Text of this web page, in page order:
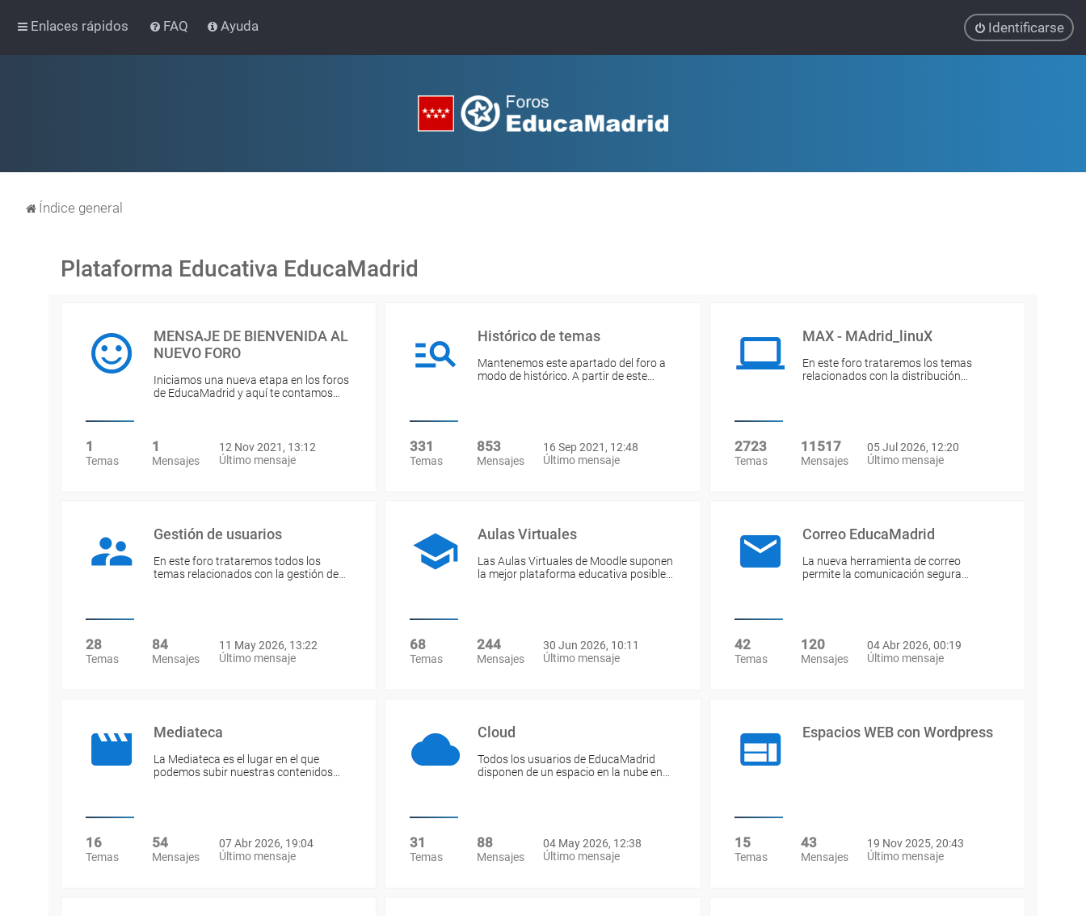
Enlaces rápidos FAQ Ayuda Identificarse
Índice general
Plataforma Educativa EducaMadrid
MENSAJE DE BIENVENIDA AL
NUEVO FORO
Iniciamos una nueva etapa en los foros
de EducaMadrid y aquí te contamos…
1
Temas
1
Mensajes
12 Nov 2021, 13:12
Último mensaje
Histórico de temas
Mantenemos este apartado del foro a
modo de histórico. A partir de este…
331
Temas
853
Mensajes
16 Sep 2021, 12:48
Último mensaje
MAX - MAdrid_linuX
En este foro trataremos los temas
relacionados con la distribución…
2723
Temas
11517
Mensajes
05 Jul 2026, 12:20
Último mensaje
Gestión de usuarios
En este foro trataremos todos los
temas relacionados con la gestión de…
28
Temas
84
Mensajes
11 May 2026, 13:22
Último mensaje
Aulas Virtuales
Las Aulas Virtuales de Moodle suponen
la mejor plataforma educativa posible…
68
Temas
244
Mensajes
30 Jun 2026, 10:11
Último mensaje
Correo EducaMadrid
La nueva herramienta de correo
permite la comunicación segura…
42
Temas
120
Mensajes
04 Abr 2026, 00:19
Último mensaje
Mediateca
La Mediateca es el lugar en el que
podemos subir nuestras contenidos…
16
Temas
54
Mensajes
07 Abr 2026, 19:04
Último mensaje
Cloud
Todos los usuarios de EducaMadrid
disponen de un espacio en la nube en…
31
Temas
88
Mensajes
04 May 2026, 12:38
Último mensaje
Espacios WEB con Wordpress
15
Temas
43
Mensajes
19 Nov 2025, 20:43
Último mensaje